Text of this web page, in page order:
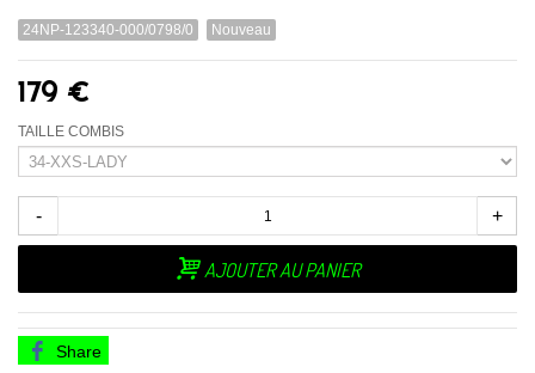
24NP-123340-000/0798/0 Nouveau
179 €
TAILLE COMBIS
- +
AJOUTER AU PANIER
Share